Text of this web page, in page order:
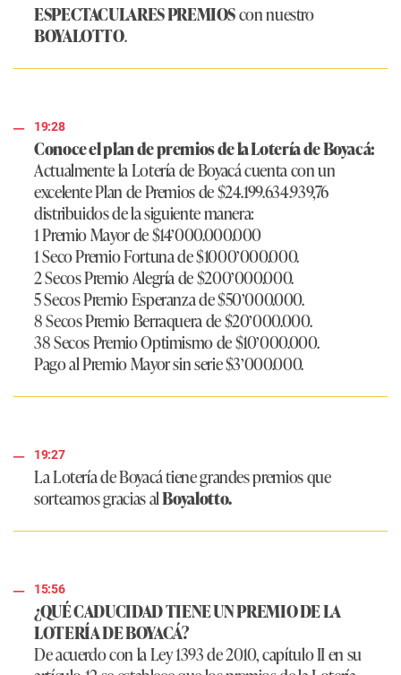
ESPECTACULARES PREMIOScon nuestro
BOYALOTTO.
19:28
Conoce el plan de premios de la Lotería de Boyacá:
Actualmente la Lotería de Boyacá cuenta con un
excelente Plan de Premios de $24.199.634.939,76
distribuidos de la siguiente manera:
1 Premio Mayor de $14’000.000.000
1 Seco Premio Fortuna de $1000’000.000.
2 Secos Premio Alegría de $200’000.000.
5 Secos Premio Esperanza de $50’000.000.
8 Secos Premio Berraquera de $20’000.000.
38 Secos Premio Optimismo de $10’000.000.
Pago al Premio Mayor sin serie $3’000.000.
19:27
La Lotería de Boyacá tiene grandes premios que
sorteamos gracias alBoyalotto.
15:56
¿QUÉ CADUCIDAD TIENE UN PREMIO DE LA
LOTERÍA DE BOYACÁ?
De acuerdo con la Ley 1393 de 2010, capítulo II en su